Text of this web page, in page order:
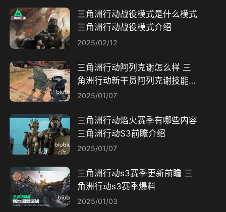
三角洲行动战役模式是什么模式
三角洲行动战役模式介绍
2025/02/12
三角洲行动阿列克谢怎么样​ 三
角洲行动新干员阿列克谢技能介
绍
2025/01/07
三角洲行动焰火赛季有哪些内容
三角洲行动S3前瞻介绍
2025/01/07
三角洲行动s3赛季更新前瞻 三
角洲行动s3赛季爆料
2025/01/03